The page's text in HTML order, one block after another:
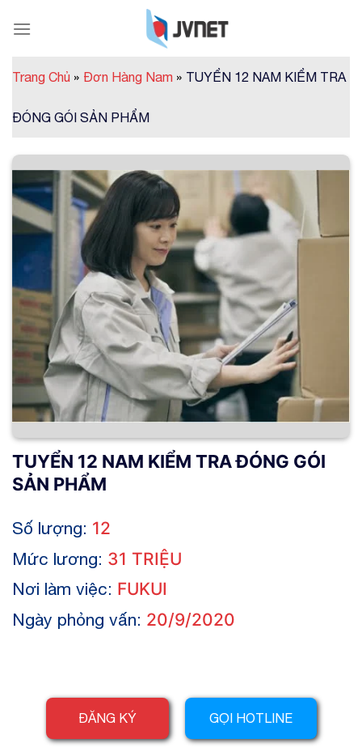
Trang Chủ » Đơn Hàng Nam » TUYỂN 12 NAM KIỂM TRA
ĐÓNG GÓI SẢN PHẨM
TUYỂN 12 NAM KIỂM TRA ĐÓNG GÓI
SẢN PHẨM
Số lượng: 12
Mức lương: 31 TRIỆU
Nơi làm việc: FUKUI
Ngày phỏng vấn: 20/9/2020
ĐĂNG KÝ GỌI HOTLINE